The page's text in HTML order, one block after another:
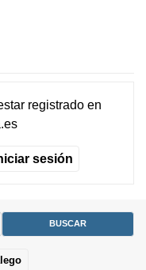
registradoen
sesión